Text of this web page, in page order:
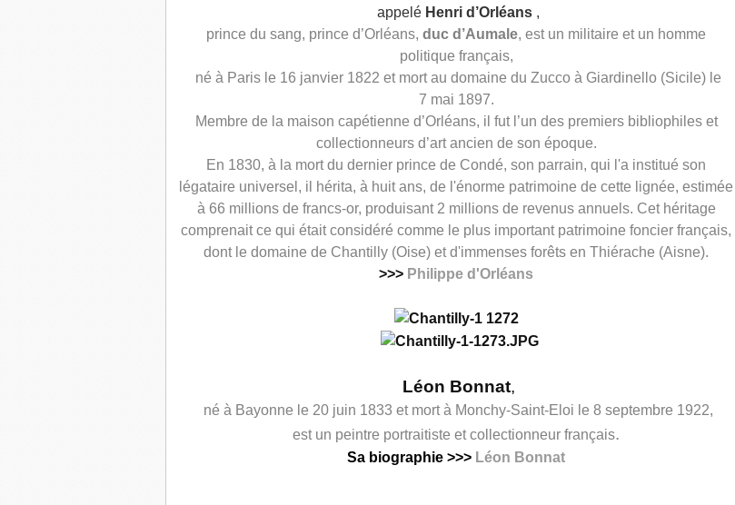
appelé Henri d’Orléans ,
prince du sang, prince d’Orléans, duc d’Aumale, est un militaire et un homme
politique français,
né à Paris le 16 janvier 1822 et mort au domaine du Zucco à Giardinello (Sicile) le
7 mai 1897.
Membre de la maison capétienne d’Orléans, il fut l’un des premiers bibliophiles et
collectionneurs d’art ancien de son époque.
En 1830, à la mort du dernier prince de Condé, son parrain, qui l'a institué son
légataire universel, il hérita, à huit ans, de l'énorme patrimoine de cette lignée, estimée
à 66 millions de francs-or, produisant 2 millions de revenus annuels. Cet héritage
comprenait ce qui était considéré comme le plus important patrimoine foncier français,
dont le domaine de Chantilly (Oise) et d'immenses forêts en Thiérache (Aisne).
>>> Philippe d'Orléans
Léon Bonnat,
né à Bayonne le 20 juin 1833 et mort à Monchy-Saint-Eloi le 8 septembre 1922,
est un peintre portraitiste et collectionneur français.
Sa biographie >>> Léon Bonnat